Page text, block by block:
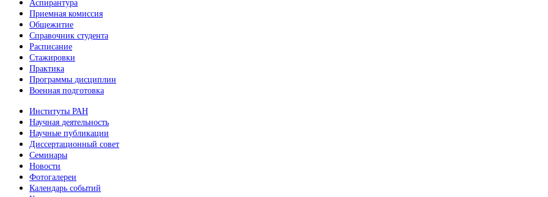
Аспирантура
Приемная комиссия
Общежитие
Справочник студента
Расписание
Стажировки
Практика
Программы дисциплин
Военная подготовка
Институты РАН
Научная деятельность
Научные публикации
Диссертационный совет
Семинары
Новости
Фотогалереи
Календарь событий